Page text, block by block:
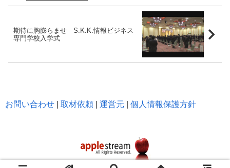
期待に胸膨らませ S.K.K.情報ビジネス
専門学校入学式
お問い合わせ 取材依頼 運営元 個人情報保護方針